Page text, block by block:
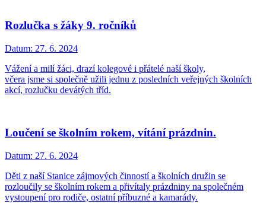
Rozlučka s žáky 9. ročníků
Datum: 27. 6. 2024
Vážení a milí žáci, drazí kolegové i přátelé naší školy,
včera jsme si společně užili jednu z posledních veřejných školních
akcí, rozlučku devátých tříd.
Loučení se školním rokem, vítání prázdnin.
Datum: 27. 6. 2024
Děti z naší Stanice zájmových činností a školních družin se
rozloučily se školním rokem a přivítaly prázdniny na společném
vystoupení pro rodiče, ostatní příbuzné a kamarády.